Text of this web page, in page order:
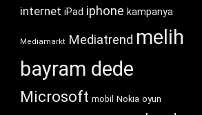
internet iPad iphone kampanya
Mediamarkt Mediatrend melih
bayram dede
Microsoft mobil Nokia oyun